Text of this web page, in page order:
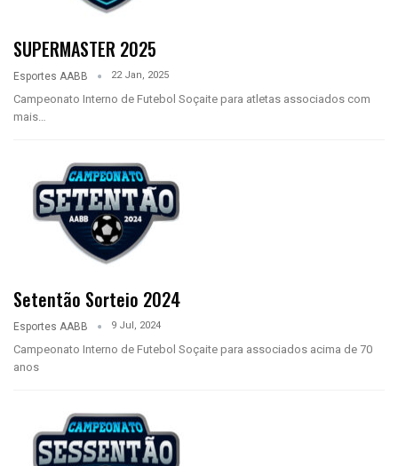
SUPERMASTER 2025
Esportes AABB 22 Jan, 2025
Campeonato Interno de Futebol Soçaite para atletas associados com
mais…
Setentão Sorteio 2024
Esportes AABB 9 Jul, 2024
Campeonato Interno de Futebol Soçaite para associados acima de 70
anos